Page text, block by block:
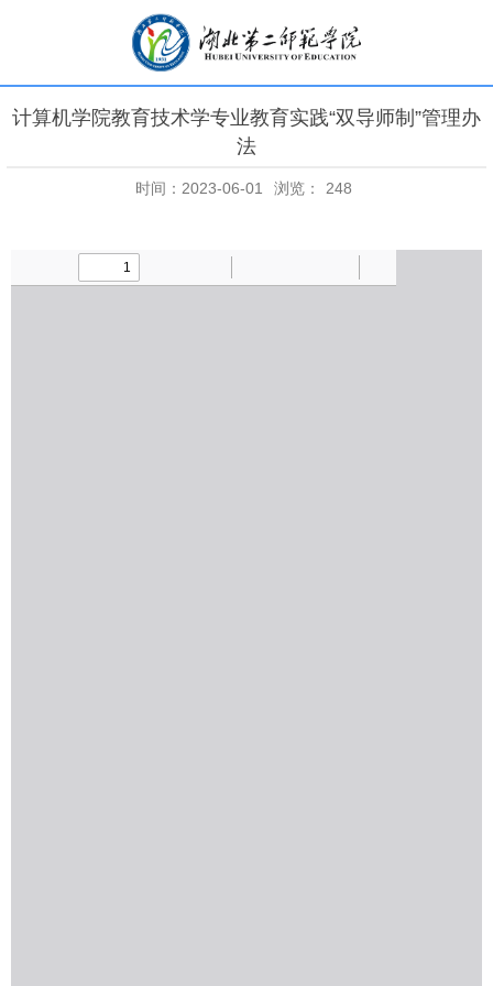
计算机学院教育技术学专业教育实践“双导师制”管理办
法
时间：2023-06-01 浏览： 248